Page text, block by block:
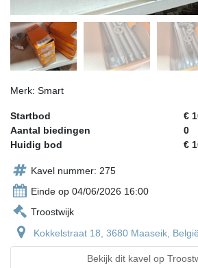
Merk: Smart
Startbod
€
Aantal biedingen
0
Huidig bod
€
Kavel nummer: 275
Einde op 04/06/2026 16:00
Troostwijk
Kokkelstraat 18, 3680 Maaseik, België
Bekijk dit kavel op